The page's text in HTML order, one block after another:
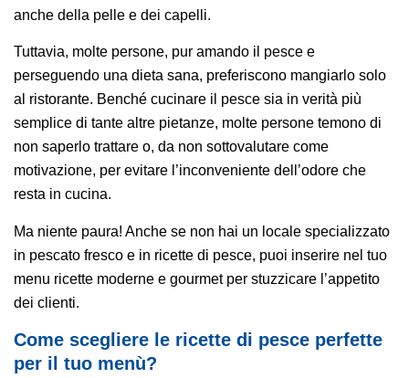
anche della pelle e dei capelli.
Tuttavia, molte persone, pur amando il pesce e
perseguendo una dieta sana, preferiscono mangiarlo solo
al ristorante. Benché cucinare il pesce sia in verità più
semplice di tante altre pietanze, molte persone temono di
non saperlo trattare o, da non sottovalutare come
motivazione, per evitare l’inconveniente dell’odore che
resta in cucina.
Ma niente paura! Anche se non hai un locale specializzato
in pescato fresco e in ricette di pesce, puoi inserire nel tuo
menu ricette moderne e gourmet per stuzzicare l’appetito
dei clienti.
Come scegliere le ricette di pesce perfette
per il tuo menù?